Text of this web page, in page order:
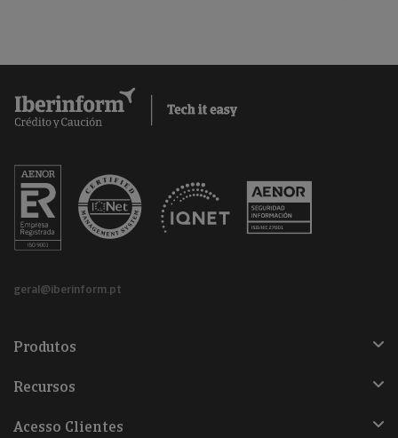
geral@iberinform.pt
Produtos
Recursos
Acesso Clientes